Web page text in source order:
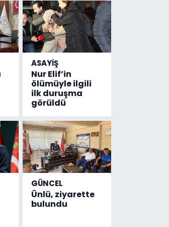
ASAYİŞ
Nur Elif’in
ölümüyle ilgili
ilk duruşma
görüldü
GÜNCEL
Ünlü, ziyarette
bulundu